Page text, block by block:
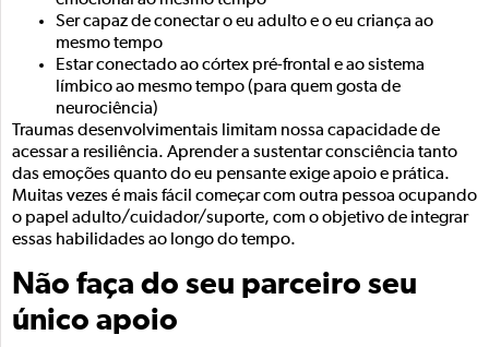
Ser capaz de conectar o eu adulto e o eu criança ao
mesmo tempo
Estar conectado ao córtex pré-frontal e ao sistema
límbico ao mesmo tempo (para quem gosta de
neurociência)
Traumas desenvolvimentais limitam nossa capacidade de
acessar a resiliência. Aprender a sustentar consciência tanto
das emoções quanto do eu pensante exige apoio e prática.
Muitas vezes é mais fácil começar com outra pessoa ocupando
o papel adulto/cuidador/suporte, com o objetivo de integrar
essas habilidades ao longo do tempo.
Não faça do seu parceiro seu
único apoio